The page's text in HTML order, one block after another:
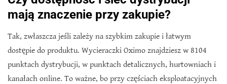
mają znaczenie przy zakupie?
Tak, zwłaszcza jeśli zależy na szybkim zakupie i łatwym
dostępie do produktu. Wycieraczki Oximo znajdziesz w 8104
punktach dystrybucji, w punktach detalicznych, hurtowniach i
kanałach online. To ważne, bo przy częściach eksploatacyjnych